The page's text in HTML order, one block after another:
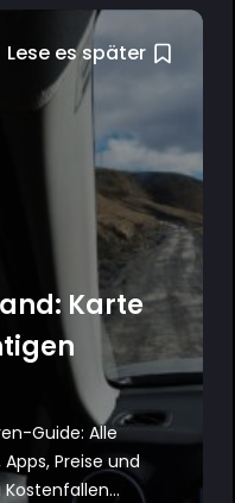
Lese es später
Karte
Guide: Alle
Preise und